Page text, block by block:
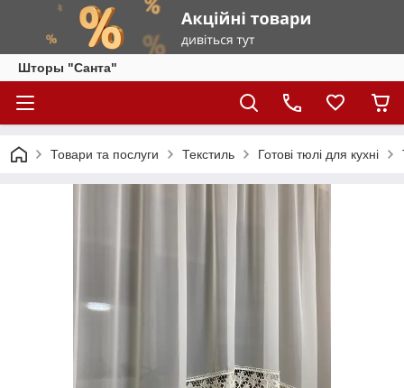
Шторы "Санта"
Товари та послуги Текстиль Готові тюлі для кухні